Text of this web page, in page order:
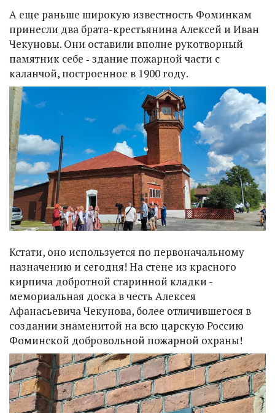
А еще раньше широкую известность Фоминкам
принесли два брата-крестьянина Алексей и Иван
Чекуновы. Они оставили вполне рукотворный
памятник себе ‑ здание пожарной части с
каланчой, построенное в 1900 году.
Кстати, оно используется по первоначальному
назначению и сегодня! На стене из красного
кирпича добротной старинной кладки -
мемориальная доска в честь Алексея
Афанасьевича Чекунова, более отличившегося в
создании знаменитой на всю царскую Россию
Фоминской добровольной пожарной охраны!